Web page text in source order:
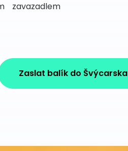
zavazadlem
Zaslat balík do Švýcarska